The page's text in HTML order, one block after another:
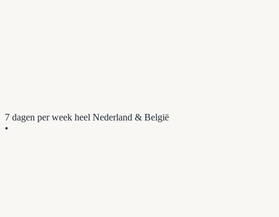
7 dagen per week heel Nederland & België
•